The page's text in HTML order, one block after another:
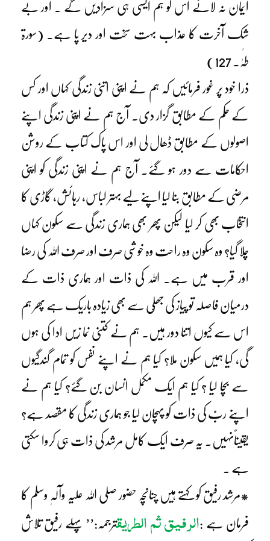
ایمان نہ لائے اس کو ہم ایسی ہی سزادیں گے ۔ اور بے
شک آخرت کا عذاب بہت سخت اور دیر پا ہے۔ (سورۃ
طٰہٰ۔ 127)
ذرا خود پر غور فرمائیں کہ ہم نے اپنی اتنی زندگی کہاں اور کس
کے حکم کے مطابق گزار دی۔ آج ہم نے اپنی زندگی اپنے
اصولوں کے مطابق ڈھال لی اور اس پاک کتاب کے روشن
احکامات سے دور ہو گئے۔ آج ہم نے اپنی زندگی کو اپنی
مرضی کے مطابق بنا لیا اپنے لیے بہتر لباس، رہائش، گاڑی کا
انتخاب بھی کر لیا لیکن پھر بھی ہماری زندگی سے سکون کہاں
چلا گیا؟ وہ سکون وہ راحت وہ خوشی صرف اور صرف اللہ کی رضا
اور قرب میں ہے۔ اللہ کی ذات اور ہماری ذات کے
درمیان فاصلہ تو پیاز کی جھلّی سے بھی زیادہ باریک ہے پھر ہم
اس سے کیوں اتنا دور ہیں۔ ہم نے کتنی نما زیں ادا کی ہوں
گی، کیا ہمیں سکون ملا؟ کیا ہم نے اپنے نفس کو تمام گندگیوں
سے بچا لیا ؟ کیا ہم ایک مکمل انسان بن گئے؟ کیا ہم نے
اپنے ربّ کی ذات کو پہچان لیا جو ہماری زندگی کا مقصد ہے؟
یقیناًنہیں۔ یہ صرف ایک کامل مرشد کی ذات ہی کروا سکتی
ہے ۔
*مرشد رفیق کو کہتے ہیں چنانچہ حضور صلی اللہ علیہ وآلہٖ وسلم کا
فرمان ہے :الرفیق ثم الطریقترجمہ:’’ پہلے رفیق تلاش